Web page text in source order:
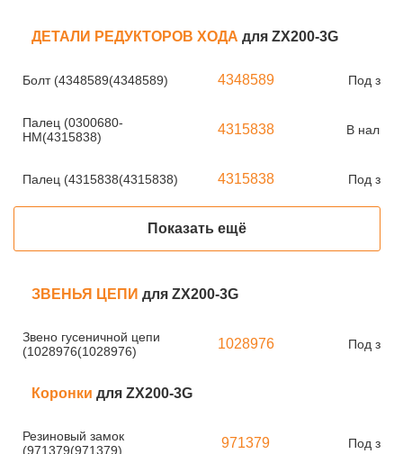
ДЕТАЛИ РЕДУКТОРОВ ХОДА для ZX200-3G
Болт (4348589(4348589) 4348589 Под
Палец (0300680-
HM(4315838)
4315838 В
Палец (4315838(4315838) 4315838 Под
Показать ещё
ЗВЕНЬЯ ЦЕПИ для ZX200-3G
Звено гусеничной цепи
(1028976(1028976)
1028976 Под
Коронки для ZX200-3G
Резиновый замок
(971379(971379)
971379 Под